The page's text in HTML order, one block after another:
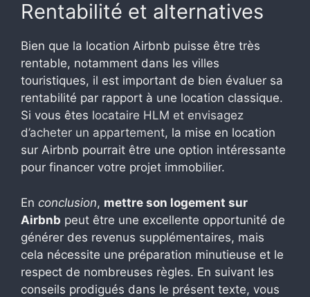
Rentabilité et alternatives
Bien que la location Airbnb puisse être très
rentable, notamment dans les villes
touristiques, il est important de bien évaluer sa
rentabilité par rapport à une location classique.
Si vous êtes locataire HLM et envisagez
d’acheter un appartement, la mise en location
sur Airbnb pourrait être une option intéressante
pour financer votre projet immobilier.
En conclusion, mettre son logement sur
Airbnb peut être une excellente opportunité de
générer des revenus supplémentaires, mais
cela nécessite une préparation minutieuse et le
respect de nombreuses règles. En suivant les
conseils prodigués dans le présent texte, vous